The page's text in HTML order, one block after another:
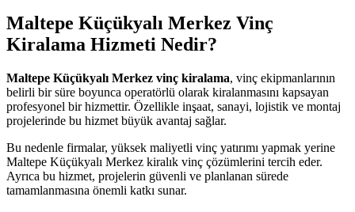
Maltepe Küçükyalı Merkez Vinç
Kiralama Hizmeti Nedir?
Maltepe Küçükyalı Merkez vinç kiralama, vinç ekipmanlarının
belirli bir süre boyunca operatörlü olarak kiralanmasını kapsayan
profesyonel bir hizmettir. Özellikle inşaat, sanayi, lojistik ve montaj
projelerinde bu hizmet büyük avantaj sağlar.
Bu nedenle firmalar, yüksek maliyetli vinç yatırımı yapmak yerine
Maltepe Küçükyalı Merkez kiralık vinç çözümlerini tercih eder.
Ayrıca bu hizmet, projelerin güvenli ve planlanan sürede
tamamlanmasına önemli katkı sunar.